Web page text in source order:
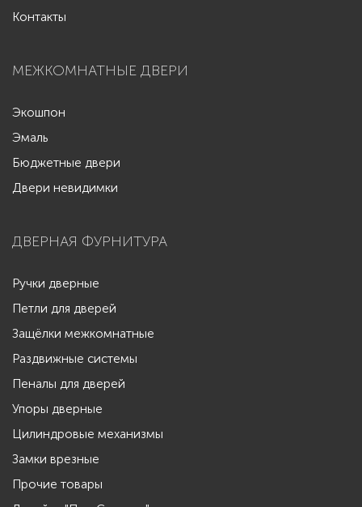
Контакты
МЕЖКОМНАТНЫЕ ДВЕРИ
Экошпон
Эмаль
Бюджетные двери
Двери невидимки
ДВЕРНАЯ ФУРНИТУРА
Ручки дверные
Петли для дверей
Защёлки межкомнатные
Раздвижные системы
Пеналы для дверей
Упоры дверные
Цилиндровые механизмы
Замки врезные
Прочие товары